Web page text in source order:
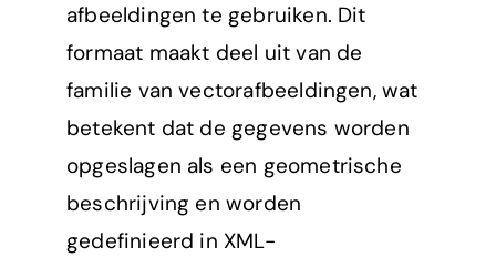
afbeeldingen te gebruiken. Dit
formaat maakt deel uit van de
familie van vectorafbeeldingen, wat
betekent dat de gegevens worden
opgeslagen als een geometrische
beschrijving en worden
gedefinieerd in XML-